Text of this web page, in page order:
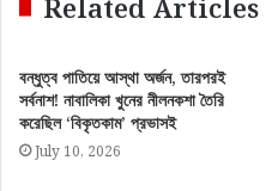
Related Articles
বন্ধুত্ব পাতিয়ে আস্থা অর্জন, তারপরই
সর্বনাশ! নাবালিকা খুনের নীলনকশা তৈরি
করেছিল ‘বিকৃতকাম’ প্রভাসই
July 10, 2026